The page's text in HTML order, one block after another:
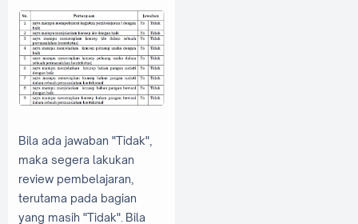
Bila ada jawaban "Tidak",
maka segera lakukan
review pembelajaran,
terutama pada bagian
yang masih "Tidak". Bila